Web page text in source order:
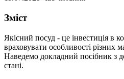
Зміст
Якісний посуд - це інвестиція в
враховувати особливості різних
Наведемо докладний посібник з
стані.